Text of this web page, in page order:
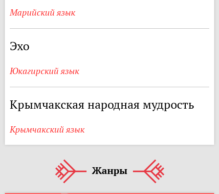
Марийский язык
Эхо
Юкагирский язык
Крымчакская народная мудрость
Крымчакский язык
Жанры